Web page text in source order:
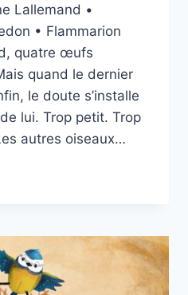
Lallemand •
• Flammarion
quatre œufs
quand le dernier
le doute s’installe
lui. Trop petit. Trop
autres oiseaux…